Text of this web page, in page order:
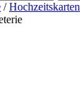
/Hochzeitskarten